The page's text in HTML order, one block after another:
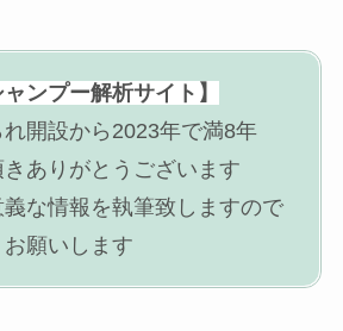
ンプー解析サイト】
開設から2023年で満8年
ありがとうございます
な情報を執筆致しますので
願いします